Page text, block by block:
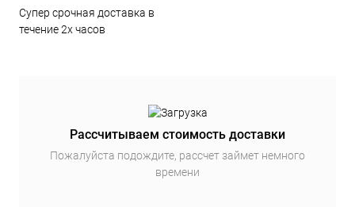
Супер срочная доставка в
течение 2х часов
Рассчитываем стоимость доставки
Пожалуйста подождите, рассчет займет немного
времени